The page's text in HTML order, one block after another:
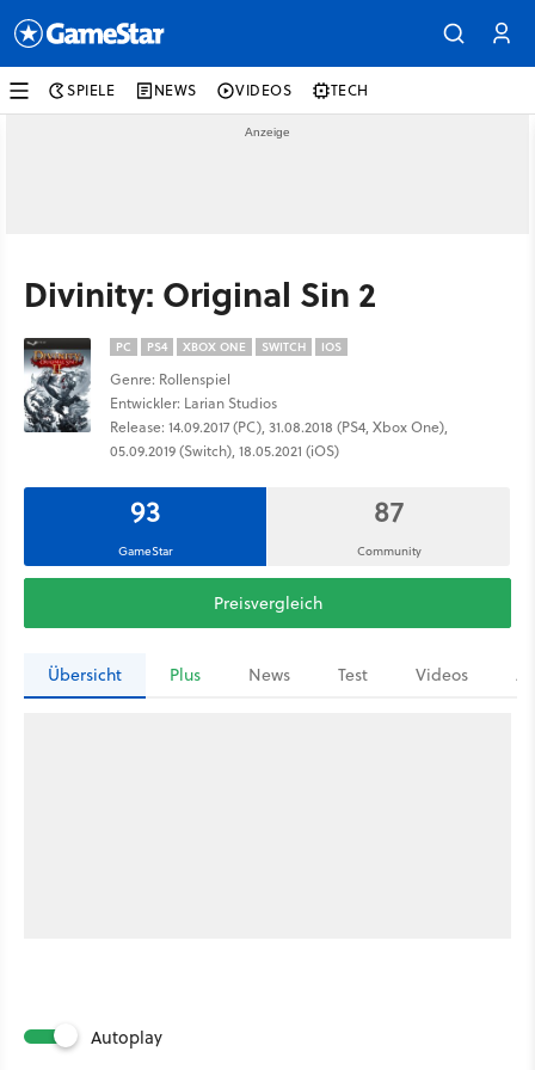
SPIELE NEWS VIDEOS TECH
Divinity: Original Sin 2
PC PS4 XBOX ONE SWITCH IOS
Genre: Rollenspiel
Entwickler: Larian Studios
Release: 14.09.2017 (PC), 31.08.2018 (PS4, Xbox One),
05.09.2019 (Switch), 18.05.2021 (iOS)
93
GameStar
87
Community
Preisvergleich
Übersicht Plus News Test Videos
Autoplay